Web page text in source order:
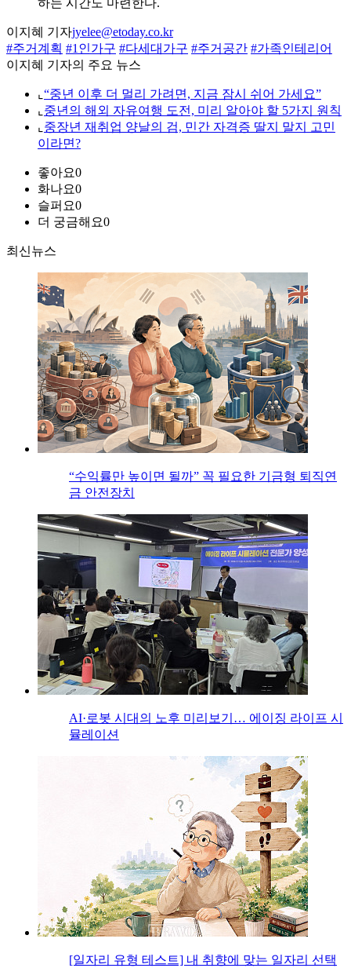
하는 시간도 마련한다.
이지혜 기자jyelee@etoday.co.kr
#주거계획 #1인가구 #다세대가구 #주거공간 #가족인테리어
이지혜 기자의 주요 뉴스
⌞ “중년 이후 더 멀리 가려면, 지금 잠시 쉬어 가세요”
⌞ 중년의 해외 자유여행 도전, 미리 알아야 할 5가지 원칙
⌞ 중장년 재취업 양날의 검, 민간 자격증 딸지 말지 고민
이라면?
좋아요0
화나요0
슬퍼요0
더 궁금해요0
최신뉴스
“수익률만 높이면 될까” 꼭 필요한 기금형 퇴직연
금 안전장치
AI·로봇 시대의 노후 미리보기… 에이징 라이프 시
뮬레이션
[일자리 유형 테스트] 내 취향에 맞는 일자리 선택